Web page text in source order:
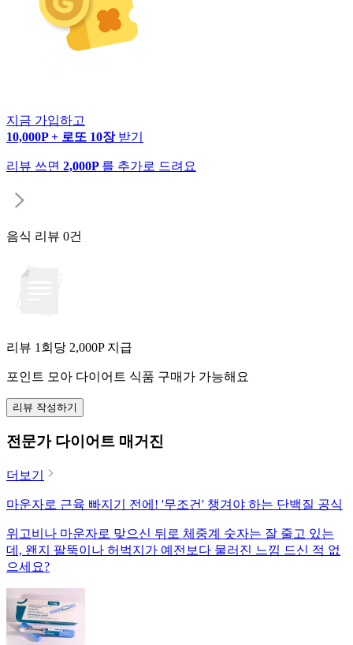
지금 가입하고
10,000P + 로또 10장 받기
리뷰 쓰면 2,000P 를 추가로 드려요
음식 리뷰 0건
리뷰 1회당 2,000P 지급
포인트 모아 다이어트 식품 구매가 가능해요
리뷰 작성하기
전문가 다이어트 매거진
더보기
마운자로 근육 빠지기 전에! '무조건' 챙겨야 하는 단백질 공식
위고비나 마운자로 맞으신 뒤로 체중계 숫자는 잘 줄고 있는
데, 왠지 팔뚝이나 허벅지가 예전보다 물러진 느낌 드신 적 없
으세요?